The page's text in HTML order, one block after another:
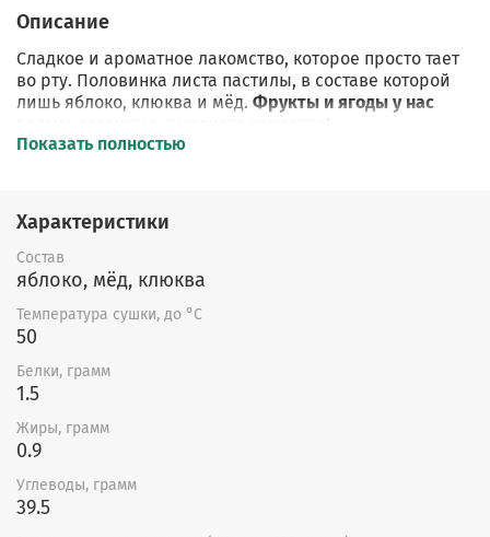
Описание
Сладкое и ароматное лакомство, которое просто тает
во рту. Половинка листа пастилы, в составе которой
лишь яблоко, клюква и мёд. Фрукты и ягоды у нас
!
концентрированном виде
Условия хранения: после вскрытия, не оставляйте
пачку открытой, натуральная пастила легко высыхает.
Пачку следует плотно закрывать и убирать в пакет для
минимизации контакта с воздухом. Так пастила
В нашем ассортименте есть целая линейка полезной и
ознакомиться с ними в разделах "
"Фигурки из пастилы
Показать полностью
Характеристики
Состав
яблоко, мёд, клюква
Температура сушки, до °C
50
Белки, грамм
1.5
Жиры, грамм
0.9
Углеводы, грамм
39.5